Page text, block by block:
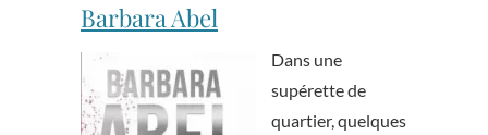
Barbara Abel
Dans une
supérette de
quartier, quelques